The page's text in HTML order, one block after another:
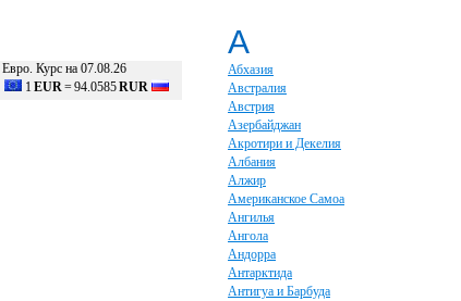
Евро. Курс на 07.08.26
1 EUR=94.0585RUR
А
Абхазия
Австралия
Австрия
Азербайджан
Акротири и Декелия
Албания
Алжир
Американское Самоа
Ангилья
Ангола
Андорра
Антарктида
Антигуа и Барбуда